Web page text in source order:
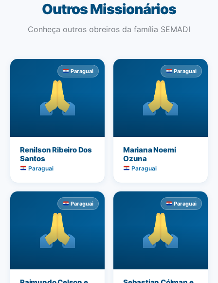
Outros Missionários
Conheça outros obreiros da família SEMADI
Paraguai
Renilson Ribeiro Dos
Santos
Paraguai
Paraguai
Mariana Noemi
Ozuna
Paraguai
Paraguai Paraguai